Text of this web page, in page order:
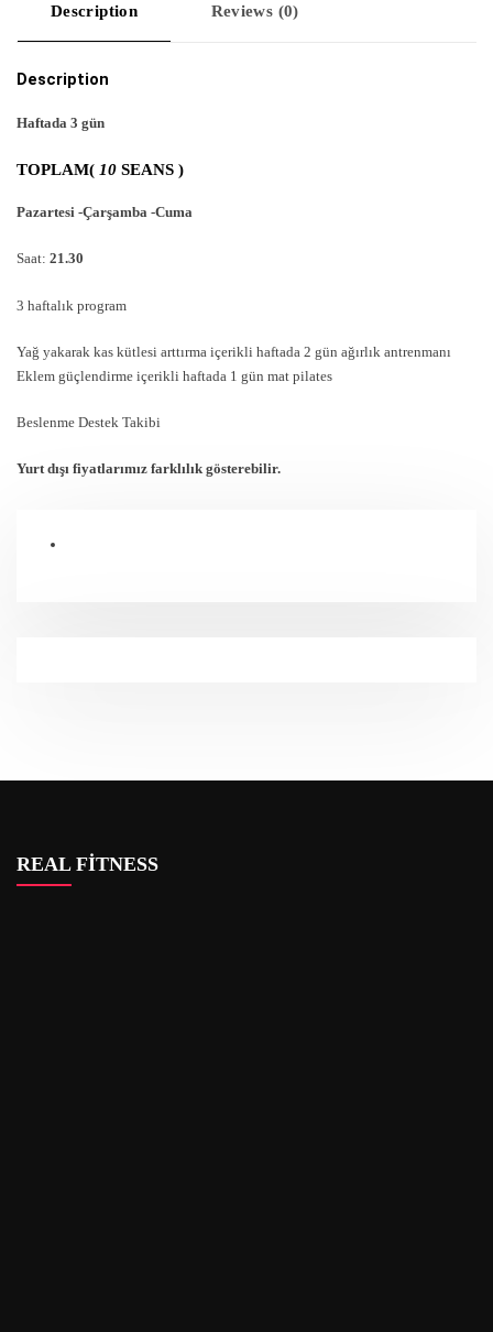
Description Reviews (0)
Description
Haftada 3 gün
TOPLAM( 10 SEANS )
Pazartesi -Çarşamba -Cuma
Saat: 21.30
3 haftalık program
Yağ yakarak kas kütlesi arttırma içerikli haftada 2 gün ağırlık antrenmanı
Eklem güçlendirme içerikli haftada 1 gün mat pilates
Beslenme Destek Takibi
Yurt dışı fiyatlarımız farklılık gösterebilir.
REAL FİTNESS